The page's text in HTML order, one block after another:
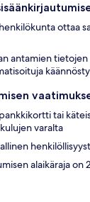
ottaa
antamien tietojen
tai
varalta
alaikäraja on